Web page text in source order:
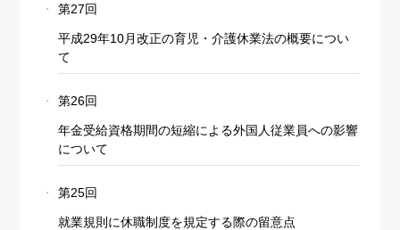
第27回
平成29年10月改正の育児・介護休業法の概要につい
て
第26回
年金受給資格期間の短縮による外国人従業員への影響
について
第25回
就業規則に休職制度を規定する際の留意点